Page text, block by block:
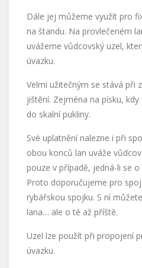
Dále jej můžeme využít pro
na štandu. Na provlečeném
uvážeme vůdcovský uzel,
úvazku.
Velmi užitečným se stává při
jištění. Zejména na písku,
do skalní pukliny.
Své uplatnění nalezne i při
obou konců lan uváže
pouze v případě, jedná-li se
Proto doporučujeme pro
rybářskou spojku. S ní
lana… ale o té až příště.
Uzel lze použít při propojení
úvazku.